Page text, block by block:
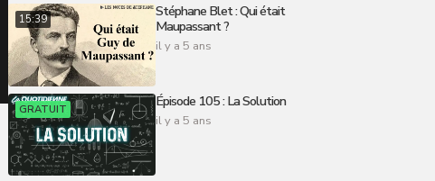
15:39
Stéphane Blet : Qui était
Maupassant ?
il y a 5 ans
GRATUIT Épisode 105 : La Solution
il y a 5 ans